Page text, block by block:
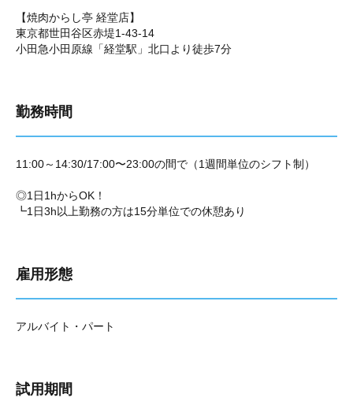
【焼肉からし亭 経堂店】
東京都世田谷区赤堤1-43-14
小田急小田原線「経堂駅」北口より徒歩7分
勤務時間
11:00～14:30/17:00〜23:00の間で（1週間単位のシフト制）
◎1日1hからOK！
┗1日3h以上勤務の方は15分単位での休憩あり
雇用形態
アルバイト・パート
試用期間